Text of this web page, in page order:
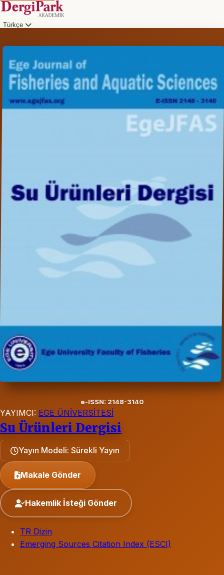
Türkçe
e-ISSN: 2148-3140
YAYIMCI: EGE ÜNİVERSİTESİ
Su Ürünleri Dergisi
Yayın Modeli: Sürekli Yayın
Makale Gönder
Hakemlik İsteği Gönder
TR Dizin
Emerging Sources Citation Index (ESCI)